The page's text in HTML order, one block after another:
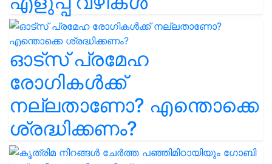
ഓട്സ് പ്രമേഹ
രോഗികൾക്ക്
നല്ലതാണോ? എന്തൊക്കെ
ശ്രദ്ധിക്കണം?